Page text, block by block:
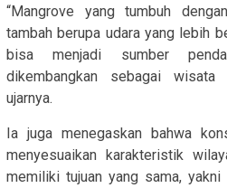
“Mangrove yang tumbuh
tambah berupa udara yang lebih
bisa menjadi sumber
dikembangkan sebagai wisata
ujarnya.
Ia juga menegaskan bahwa
menyesuaikan karakteristik
memiliki tujuan yang sama, yakni